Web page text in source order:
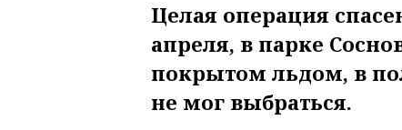
Целая операция
апреля, в парке
покрытом льдом, в
не мог выбраться.